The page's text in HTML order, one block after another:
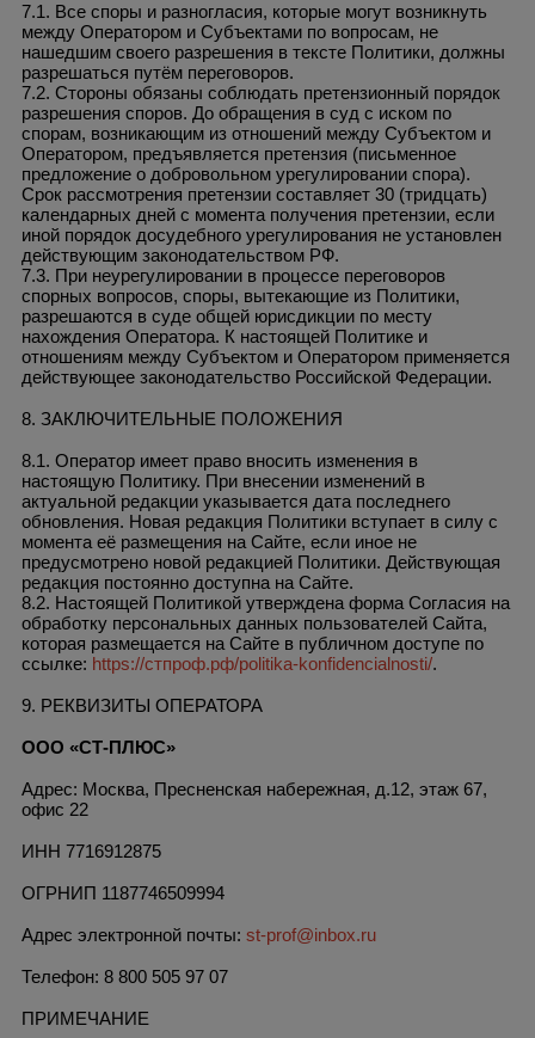
7.1. Все споры и разногласия, которые могут возникнуть
между Оператором и Субъектами по вопросам, не
нашедшим своего разрешения в тексте Политики, должны
разрешаться путём переговоров.
7.2. Стороны обязаны соблюдать претензионный порядок
разрешения споров. До обращения в суд с иском по
спорам, возникающим из отношений между Субъектом и
Оператором, предъявляется претензия (письменное
предложение о добровольном урегулировании спора).
Срок рассмотрения претензии составляет 30 (тридцать)
календарных дней с момента получения претензии, если
иной порядок досудебного урегулирования не установлен
действующим законодательством РФ.
7.3. При неурегулировании в процессе переговоров
спорных вопросов, споры, вытекающие из Политики,
разрешаются в суде общей юрисдикции по месту
нахождения Оператора. К настоящей Политике и
отношениям между Субъектом и Оператором применяется
действующее законодательство Российской Федерации.
8. ЗАКЛЮЧИТЕЛЬНЫЕ ПОЛОЖЕНИЯ
8.1. Оператор имеет право вносить изменения в
настоящую Политику. При внесении изменений в
актуальной редакции указывается дата последнего
обновления. Новая редакция Политики вступает в силу с
момента её размещения на Сайте, если иное не
предусмотрено новой редакцией Политики. Действующая
редакция постоянно доступна на Сайте.
8.2. Настоящей Политикой утверждена форма Согласия на
обработку персональных данных пользователей Сайта,
которая размещается на Сайте в публичном доступе по
ссылке: https://стпроф.рф/politika-konfidencialnosti/.
9. РЕКВИЗИТЫ ОПЕРАТОРА
ООО «СТ-ПЛЮС»
Адрес: Москва, Пресненская набережная, д.12, этаж 67,
офис 22
ИНН 7716912875
ОГРНИП 1187746509994
Адрес электронной почты: st-prof@inbox.ru
Телефон: 8 800 505 97 07
ПРИМЕЧАНИЕ